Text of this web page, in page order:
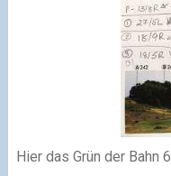
Hier das Grün der Bahn 6